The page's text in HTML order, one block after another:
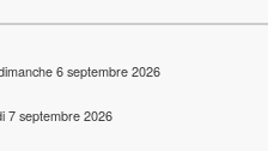
6 septembre 2026
7 septembre 2026